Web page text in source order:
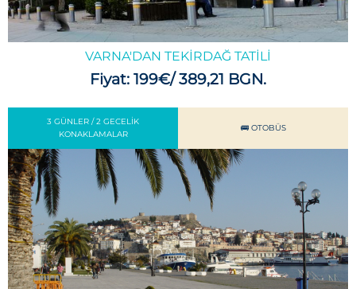
VARNA'DAN TEKIRDAĞ TATILI
Fiyat: 199€/ 389,21 BGN.
3 GÜNLER / 2 GECELIK
KONAKLAMALAR
🚌 OTOBÜS